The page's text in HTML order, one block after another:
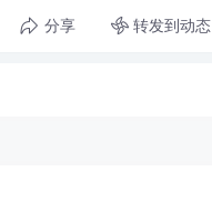
分享 转发到动态